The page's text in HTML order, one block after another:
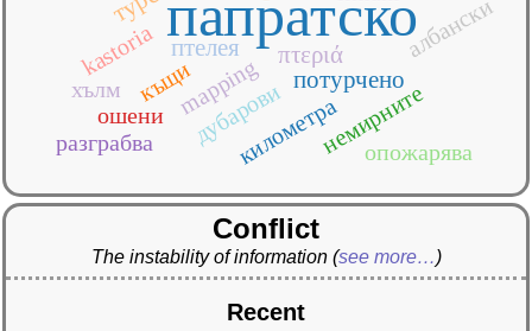
папратско
πτεριά
потурчено
птелея
kastoria
mapping
албански
дубарови
километра
къщи немирните
опожарява
ошени
разграбва
хълм
Conflict
The instability of information (see more…)
Recent